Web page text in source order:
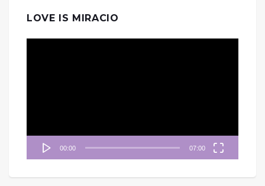
LOVE IS MIRACIO
00:00 07:00